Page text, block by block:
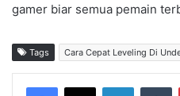
gamer biar semua pemain
Tags Cara Cepat Leveling Di